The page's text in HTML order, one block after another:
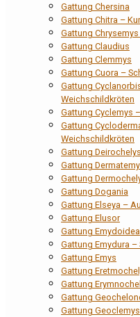
Gattung Chersina
Gattung Chitra –
Gattung
Gattung Claudius
Gattung Clemmys
Gattung Cuora –
Gattung
Weichschildkröten
Gattung Cyclemys
Gattung
Weichschildkröten
Gattung Deirochelys
Gattung
Gattung
Gattung Dogania
Gattung Elseya –
Gattung Elusor
Gattung Emydoidea
Gattung Emydura
Gattung Emys
Gattung
Gattung
Gattung
Gattung Geoclemys